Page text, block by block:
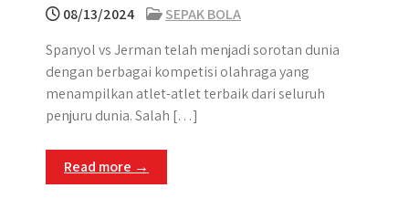
08/13/2024
SEPAK BOLA
Spanyol vs Jerman telah menjadi sorotan dunia
dengan berbagai kompetisi olahraga yang
menampilkan atlet-atlet terbaik dari seluruh
penjuru dunia. Salah […]
Read more →